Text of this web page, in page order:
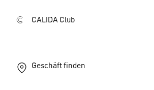
CALIDA Club
Geschäft finden